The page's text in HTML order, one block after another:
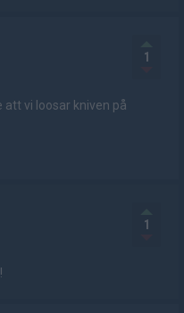
1
att vi loosar kniven på
1